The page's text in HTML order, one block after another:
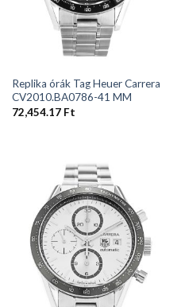
Replika órák Tag Heuer Carrera
CV2010.BA0786-41 MM
72,454.17 Ft